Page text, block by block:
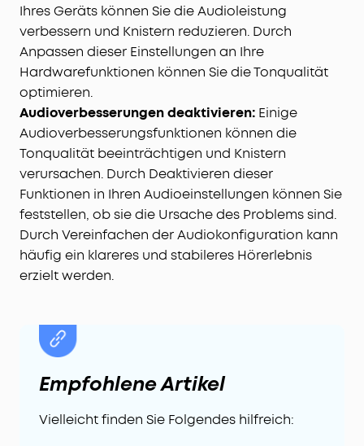
Ihres Geräts können Sie die Audioleistung
verbessern und Knistern reduzieren. Durch
Anpassen dieser Einstellungen an Ihre
Hardwarefunktionen können Sie die Tonqualität
optimieren.
Audioverbesserungen deaktivieren: Einige
Audioverbesserungsfunktionen können die
Tonqualität beeinträchtigen und Knistern
verursachen. Durch Deaktivieren dieser
Funktionen in Ihren Audioeinstellungen können Sie
feststellen, ob sie die Ursache des Problems sind.
Durch Vereinfachen der Audiokonfiguration kann
häufig ein klareres und stabileres Hörerlebnis
erzielt werden.
Empfohlene Artikel
Vielleicht finden Sie Folgendes hilfreich: